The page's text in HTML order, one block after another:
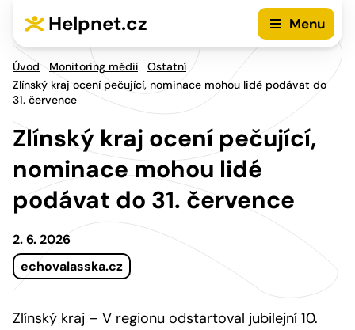
Helpnet.cz Menu
Úvod Monitoring médií
Ostatní
Zlínský kraj ocení pečující, nominace mohou lidé podávat do
31. července
Zlínský kraj ocení pečující,
nominace mohou lidé
podávat do 31. července
2. 6. 2026
echovalasska.cz
Zlínský kraj – V regionu odstartoval jubilejní 10.